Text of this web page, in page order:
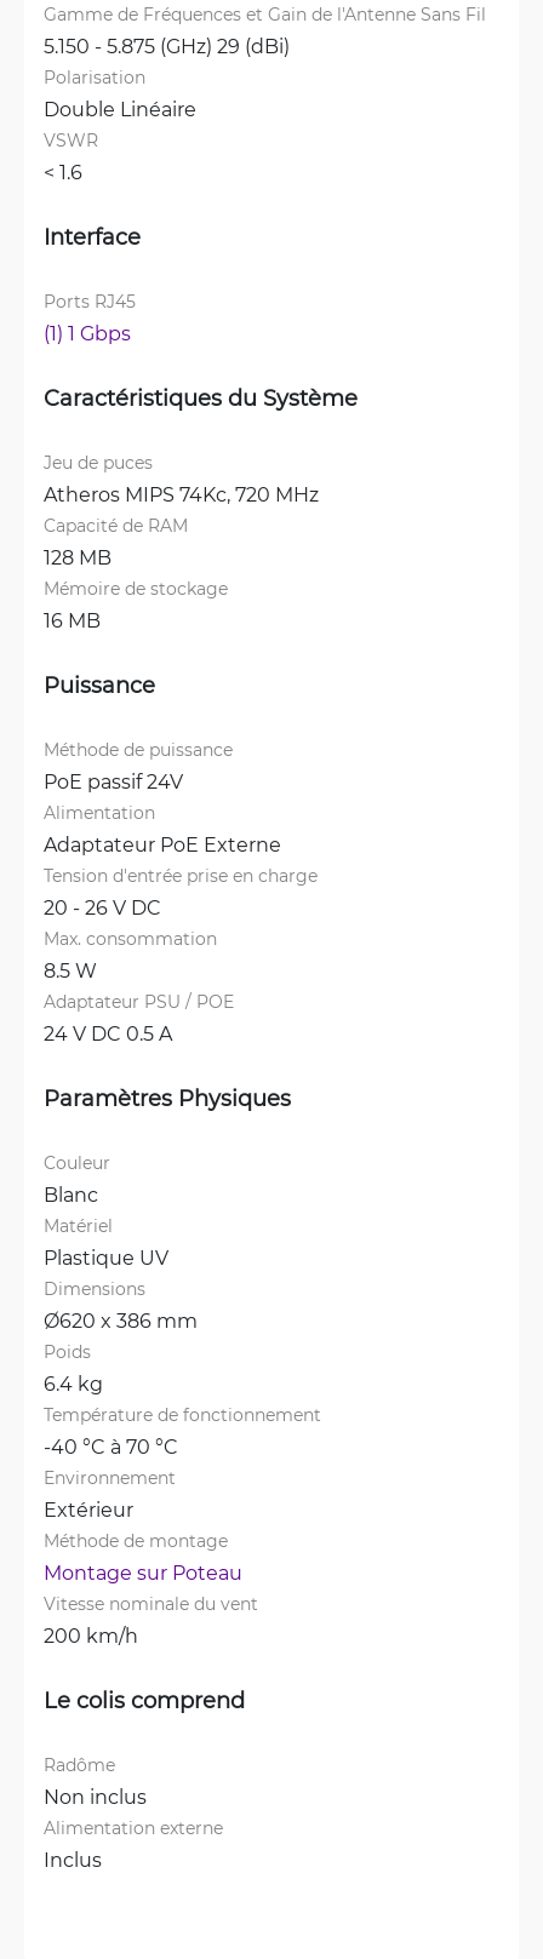
Gamme de Fréquences et Gain de l'Antenne Sans Fil
5.150 - 5.875 (GHz) 29 (dBi)
Polarisation
Double Linéaire
VSWR
< 1.6
Interface
Ports RJ45
(1) 1 Gbps
Caractéristiques du Système
Jeu de puces
Atheros MIPS 74Kc, 720 MHz
Capacité de RAM
128 MB
Mémoire de stockage
16 MB
Puissance
Méthode de puissance
PoE passif 24V
Alimentation
Adaptateur PoE Externe
Tension d'entrée prise en charge
20 - 26 V DC
Max. consommation
8.5 W
Adaptateur PSU / POE
24 V DC 0.5 A
Paramètres Physiques
Couleur
Blanc
Matériel
Plastique UV
Dimensions
Ø620 x 386 mm
Poids
6.4 kg
Température de fonctionnement
-40 °C à 70 °C
Environnement
Extérieur
Méthode de montage
Montage sur Poteau
Vitesse nominale du vent
200 km/h
Le colis comprend
Radôme
Non inclus
Alimentation externe
Inclus